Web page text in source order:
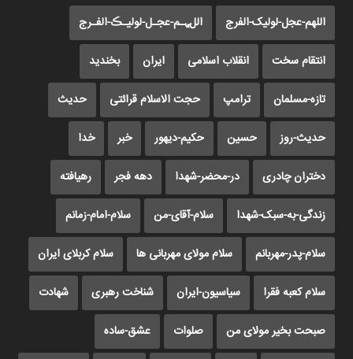
اللهم-عجل-لولیک-الفرج اللﮩـم-عجـل-لولیـڪ-الفـرج
انتقام سخت انقلاب اسلامی ایران بخندید
تازه-مسلمان ترامپ حجت الاسلام قرائتی حدیث
حدیث-روز حسین حکیم-دیهور خبر خدا
دختران چادری در-محضر-شهدا دهه فجر رهیافته
زندگی-به-سبک-شهدا سلام-آقای-من سلام-امام-زمانم
سلام-پدر-مهربانم سلام مولای مهربانی ها سلام کربلای ایران
سلام کعبه فقرا سیاسیون-ایران شناخت رهبری شهادت
صبحت بخیر مولای من صلوات عشق-ساده